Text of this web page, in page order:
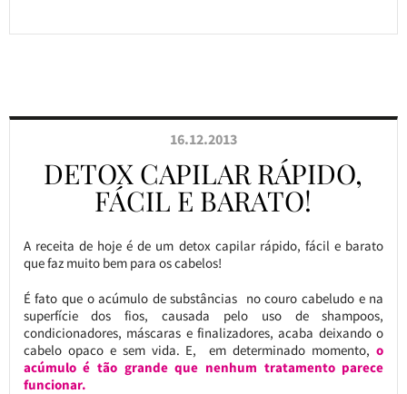
16.12.2013
DETOX CAPILAR RÁPIDO,
FÁCIL E BARATO!
A receita de hoje é de um detox capilar rápido, fácil e barato
que faz muito bem para os cabelos!
É fato que o acúmulo de substâncias no couro cabeludo e na
superfície dos fios, causada pelo uso de shampoos,
condicionadores, máscaras e finalizadores, acaba deixando o
cabelo opaco e sem vida. E, em determinado momento, o
acúmulo é tão grande que nenhum tratamento parece
funcionar.